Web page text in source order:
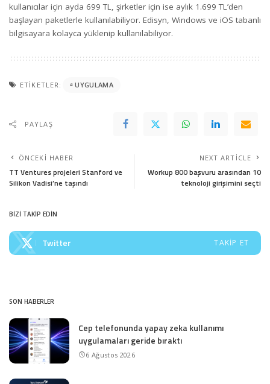
kullanıcılar için ayda 699 TL, şirketler için ise aylık 1.699 TL’den
başlayan paketlerle kullanılabiliyor. Edisyn, Windows ve iOS tabanlı
bilgisayara kolayca yüklenip kullanılabiliyor.
ETIKETLER: UYGULAMA
PAYLAŞ
ÖNCEKI HABER
TT Ventures projeleri Stanford ve
Silikon Vadisi’ne taşındı
NEXT ARTICLE
Workup 800 başvuru arasından 10
teknoloji girişimini seçti
BİZİ TAKİP EDİN
Twitter TAKIP ET
SON HABERLER
Cep telefonunda yapay zeka kullanımı
uygulamaları geride bıraktı
6 Ağustos 2026